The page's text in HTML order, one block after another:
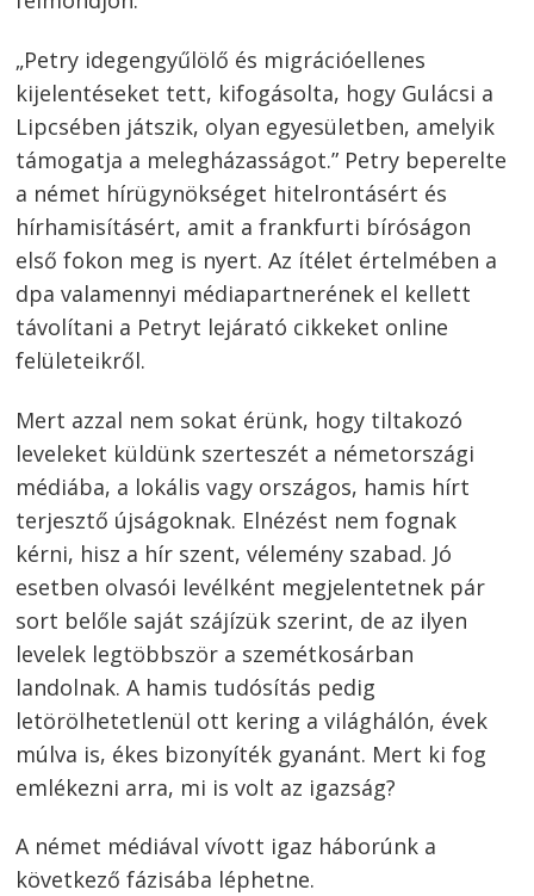
„Petry idegengyűlölő és migrációellenes
kijelentéseket tett, kifogásolta, hogy Gulácsi a
Lipcsében játszik, olyan egyesületben, amelyik
támogatja a melegházasságot.” Petry beperelte
a német hírügynökséget hitelrontásért és
hírhamisításért, amit a frankfurti bíróságon
első fokon meg is nyert. Az ítélet értelmében a
dpa valamennyi médiapartnerének el kellett
távolítani a Petryt lejárató cikkeket on­line
felületeikről.
Mert azzal nem sokat érünk, hogy tiltakozó
leveleket küldünk szerteszét a németországi
médiába, a lokális vagy országos, hamis hírt
terjesztő újságoknak. Elnézést nem fognak
kérni, hisz a hír szent, vélemény szabad. Jó
esetben olvasói levélként megjelentetnek pár
sort belőle saját szájízük szerint, de az ilyen
levelek legtöbbször a szemétkosárban
landolnak. A hamis tudósítás pedig
letörölhetetlenül ott kering a világhálón, évek
múlva is, ékes bizonyíték gyanánt. Mert ki fog
emlékezni arra, mi is volt az igazság?
A német médiával vívott igaz háborúnk a
következő fázisába léphetne.